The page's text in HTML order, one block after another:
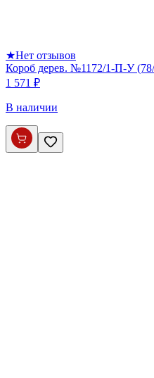
★Нет отзывов
Короб дерев. №1172/1-П-У
1 571 ₽
В наличии